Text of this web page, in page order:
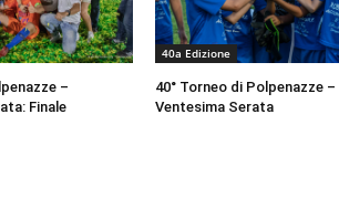
–
Finale
40a Edizione
40° Torneo di Polpenazze –
Ventesima Serata